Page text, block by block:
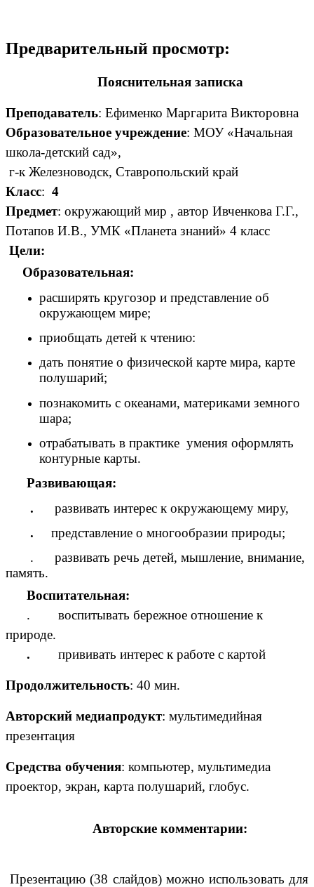
Предварительный просмотр:
Пояснительная записка
Преподаватель: Ефименко Маргарита Викторовна
Образовательное учреждение: МОУ «Начальная
школа-детский сад»,
г-к Железноводск, Ставропольский край
Класс: 4
Предмет: окружающий мир , автор Ивченкова Г.Г.,
Потапов И.В., УМК «Планета знаний» 4 класс
Цели:
Образовательная:
расширять кругозор и представление об
окружающем мире;
приобщать детей к чтению:
дать понятие о физической карте мира, карте
полушарий;
познакомить с океанами, материками земного
шара;
отрабатывать в практике умения оформлять
контурные карты.
Развивающая:
. развивать интерес к окружающему миру,
. представление о многообразии природы;
. развивать речь детей, мышление, внимание,
память.
Воспитательная:
. воспитывать бережное отношение к
природе.
. прививать интерес к работе с картой
Продолжительность: 40 мин.
Авторский медиапродукт: мультимедийная
презентация
Средства обучения: компьютер, мультимедиа
проектор, экран, карта полушарий, глобус.
Авторские комментарии:
Презентацию (38 слайдов) можно использовать для